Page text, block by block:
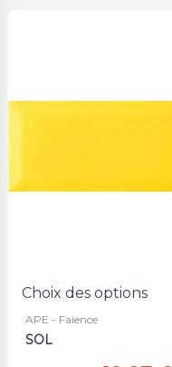
Choix des options
APE - Faience
SOL